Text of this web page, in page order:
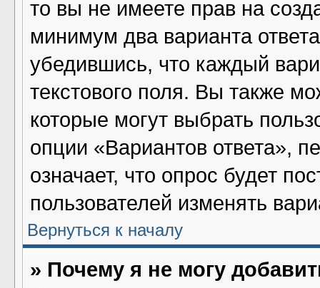
то вы не имеете прав на
минимум два варианта
убедившись, что каждый
текстового поля. Вы также
которые могут выбрать
опции «Вариантов ответа»,
означает, что опрос будет
пользователей изменять
Вернуться к началу
» Почему я не могу